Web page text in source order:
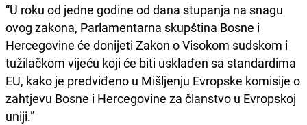
“U roku od jedne godine od dana stupanja na snagu
ovog zakona, Parlamentarna skupština Bosne i
Hercegovine će donijeti Zakon o Visokom sudskom i
tužilačkom vijeću koji će biti usklađen sa standardima
EU, kako je predviđeno u Mišljenju Evropske komisije o
zahtjevu Bosne i Hercegovine za članstvo u Evropskoj
uniji.”